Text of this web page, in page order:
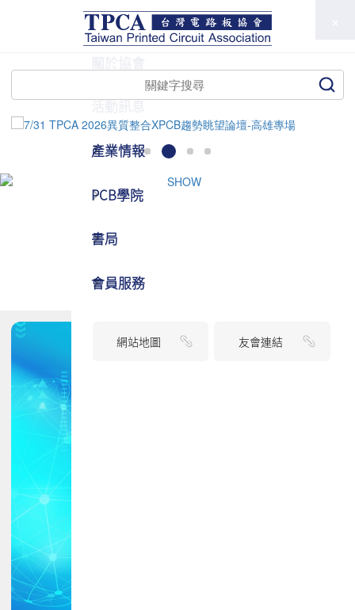
TPCA
活動訊息
產業情報
PCB學院
書局
會員服務
網站地圖 友會連結